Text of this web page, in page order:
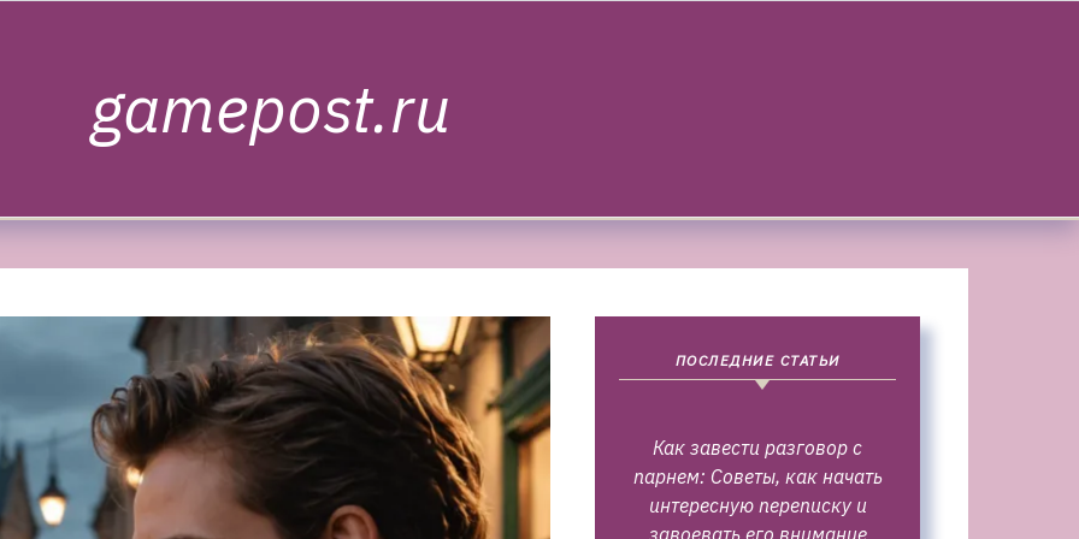
gamepost.ru
ПОСЛЕДНИЕ СТАТЬИ
Как завести разговор с
парнем: Советы, как начать
интересную переписку и
завоевать его внимание